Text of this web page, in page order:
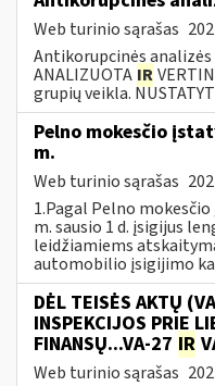
Web turinio sąrašas
Antikorupcinės analizės
ANALIZUOTA IR
grupių veikla.
Pelno mokesčio
m.
Web turinio sąrašas
1.Pagal Pelno
m. sausio 1 d. įsigijus
leidžiamiems
automobilio įsigijimo
DĖL TEISĖS AKTŲ
INSPEKCIJOS PRIE
FINANSŲ...VA-27 IR
Web turinio sąrašas